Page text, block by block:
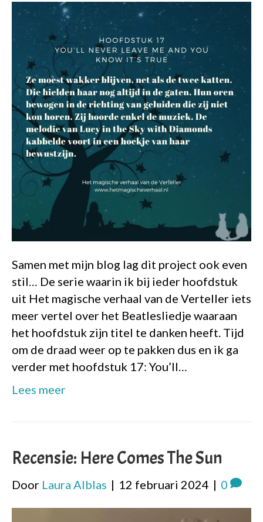
Samen met mijn blog lag dit project ook even
stil… De serie waarin ik bij ieder hoofdstuk
uit Het magische verhaal van de Verteller iets
meer vertel over het Beatlesliedje waaraan
het hoofdstuk zijn titel te danken heeft. Tijd
om de draad weer op te pakken dus en ik ga
verder met hoofdstuk 17: You’ll…
Lees meer
Recensie: Here Comes The Sun
Door Laura Alblas | 12 februari 2024 | 0